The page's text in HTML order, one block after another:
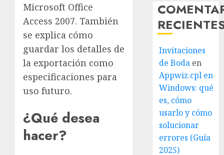
Microsoft Office
Access 2007. También
se explica cómo
guardar los detalles de
la exportación como
especificaciones para
uso futuro.
¿Qué desea
hacer?
Invitaciones
de Boda en
Appwiz.cpl en
Windows: qué
es, cómo
usarlo y cómo
solucionar
errores (Guía
2025)